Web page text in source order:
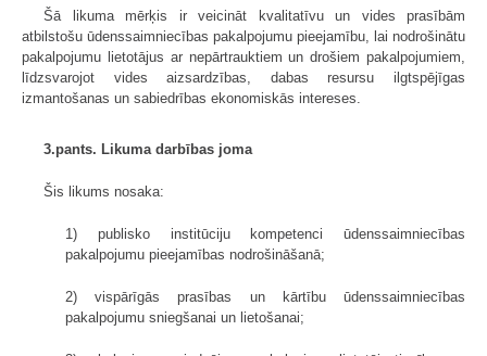
Šā likuma mērķis ir veicināt kvalitatīvu un vides prasībām
atbilstošu ūdenssaimniecības pakalpojumu pieejamību, lai nodrošinātu
pakalpojumu lietotājus ar nepārtrauktiem un drošiem pakalpojumiem,
līdzsvarojot vides aizsardzības, dabas resursu ilgtspējīgas
izmantošanas un sabiedrības ekonomiskās intereses.
3.pants. Likuma darbības joma
Šis likums nosaka:
1) publisko institūciju kompetenci ūdenssaimniecības
pakalpojumu pieejamības nodrošināšanā;
2) vispārīgās prasības un kārtību ūdenssaimniecības
pakalpojumu sniegšanai un lietošanai;